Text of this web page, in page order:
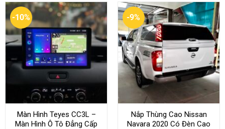
-10%
Màn Hình Teyes CC3L –
Màn Hình Ô Tô Đẳng Cấp
-9%
Nắp Thùng Cao Nissan
Navara 2020 Có Đèn Cao